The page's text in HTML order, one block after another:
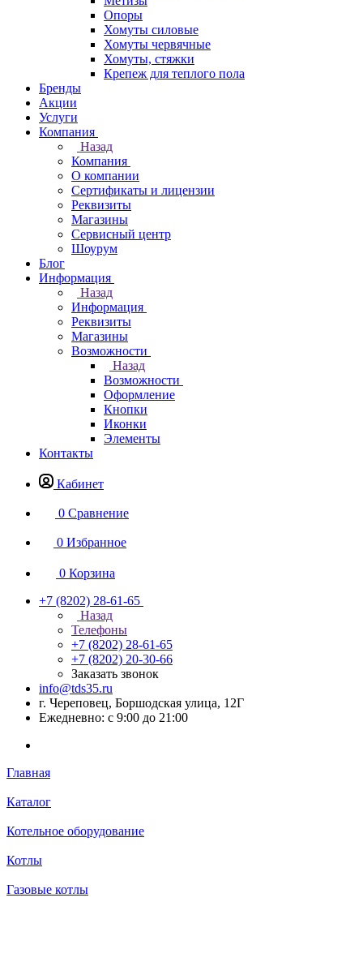
Опоры
Хомуты силовые
Хомуты червячные
Хомуты, стяжки
Крепеж для теплого пола
Бренды
Акции
Услуги
Компания
Назад
Компания
О компании
Сертификаты и лицензии
Реквизиты
Магазины
Сервисный центр
Шоурум
Блог
Информация
Назад
Информация
Реквизиты
Магазины
Возможности
Назад
Возможности
Оформление
Кнопки
Иконки
Элементы
Контакты
Кабинет
0 Сравнение
0 Избранное
0 Корзина
+7 (8202) 28‑61-65
Назад
Телефоны
+7 (8202) 28‑61-65
+7 (8202) 20‑30-66
Заказать звонок
info@tds35.ru
г. Череповец, Боршодская улица, 12Г
Ежедневно: с 9:00 до 21:00
Главная
Каталог
Котельное оборудование
Котлы
Газовые котлы